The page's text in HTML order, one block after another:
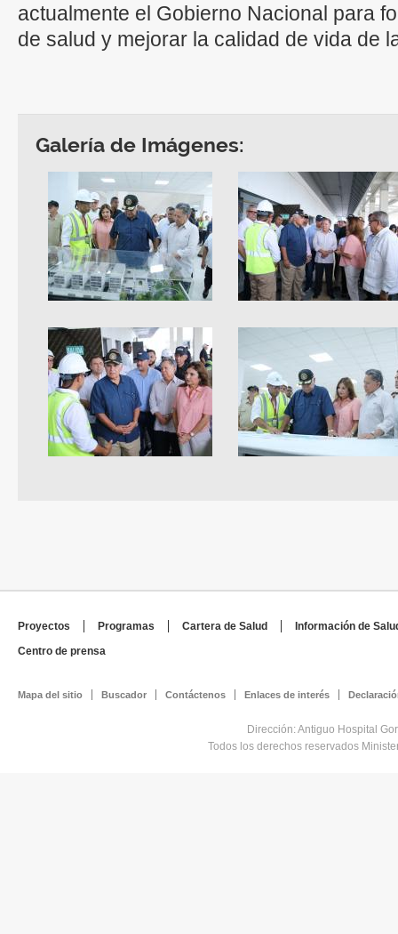
actualmente el Gobierno Nacional para
de salud y mejorar la calidad de vida de
Galería de Imágenes:
Proyectos Programas Cartera de Salud
Información de
Centro de prensa
Mapa del sitio Buscador Contáctenos Enlaces de interés
Dirección: Antiguo Hospital
Todos los derechos reservados